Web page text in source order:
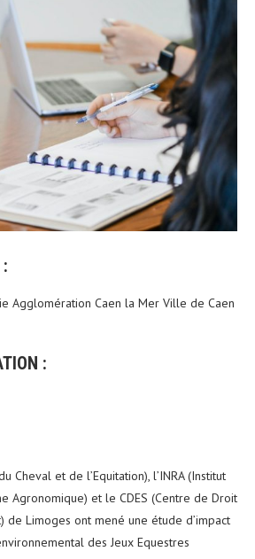
Agglomération Caen la Mer Ville de Caen
:
Cheval et de l’Equitation), l’INRA (Institut
Agronomique) et le CDES (Centre de Droit
de Limoges ont mené une étude d’impact
des Jeux Equestres